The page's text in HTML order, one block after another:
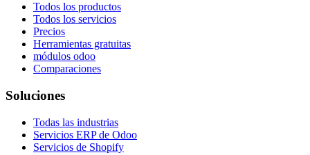
Todos los productos
Todos los servicios
Precios
Herramientas gratuitas
módulos odoo
Comparaciones
Soluciones
Todas las industrias
Servicios ERP de Odoo
Servicios de Shopify